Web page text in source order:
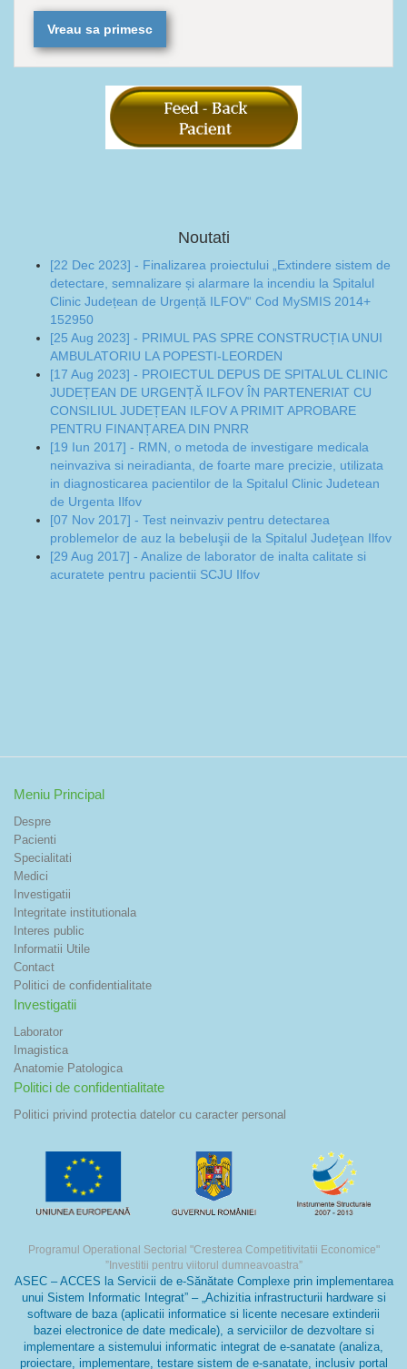
Noutati
[22 Dec 2023] - Finalizarea proiectului „Extindere sistem de
detectare, semnalizare și alarmare la incendiu la Spitalul
Clinic Județean de Urgență ILFOV“ Cod MySMIS 2014+
152950
[25 Aug 2023] - PRIMUL PAS SPRE CONSTRUCȚIA UNUI
AMBULATORIU LA POPESTI-LEORDEN
[17 Aug 2023] - PROIECTUL DEPUS DE SPITALUL CLINIC
JUDEȚEAN DE URGENȚĂ ILFOV ÎN PARTENERIAT CU
CONSILIUL JUDEȚEAN ILFOV A PRIMIT APROBARE
PENTRU FINANȚAREA DIN PNRR
[19 Iun 2017] - RMN, o metoda de investigare medicala
neinvaziva si neiradianta, de foarte mare precizie, utilizata
in diagnosticarea pacientilor de la Spitalul Clinic Judetean
de Urgenta Ilfov
[07 Nov 2017] - Test neinvaziv pentru detectarea
problemelor de auz la bebeluşii de la Spitalul Judeţean Ilfov
[29 Aug 2017] - Analize de laborator de inalta calitate si
acuratete pentru pacientii SCJU Ilfov
Meniu Principal
Despre
Pacienti
Specialitati
Medici
Investigatii
Integritate institutionala
Interes public
Informatii Utile
Contact
Politici de confidentialitate
Investigatii
Laborator
Imagistica
Anatomie Patologica
Politici de confidentialitate
Politici privind protectia datelor cu caracter personal
Programul Operational Sectorial "Cresterea Competitivitatii Economice"
”Investitii pentru viitorul dumneavoastra”
ASEC – ACCES la Servicii de e-Sănătate Complexe prin implementarea
unui Sistem Informatic Integrat” – „Achizitia infrastructurii hardware si
software de baza (aplicatii informatice si licente necesare extinderii
bazei electronice de date medicale), a serviciilor de dezvoltare si
implementare a sistemului informatic integrat de e-sanatate (analiza,
proiectare, implementare, testare sistem de e-sanatate, inclusiv portal